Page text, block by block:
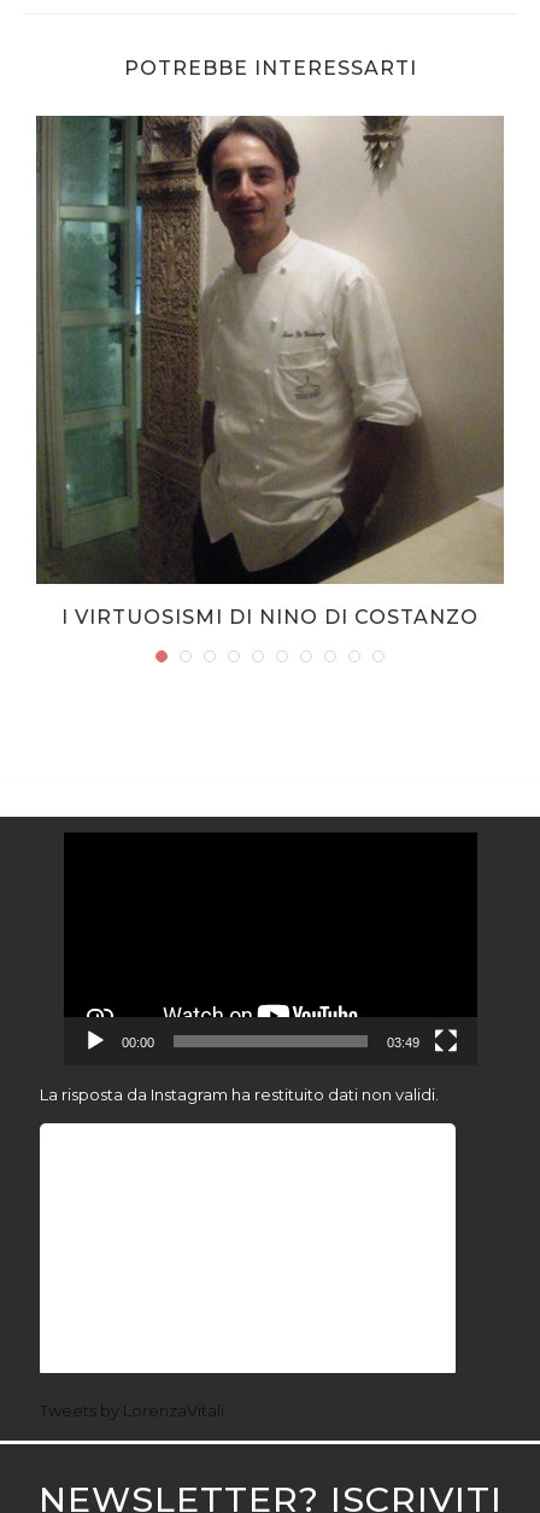
POTREBBE INTERESSARTI
I VIRTUOSISMI DI NINO DI COSTANZO
00:00 03:49
La risposta da Instagram ha restituito dati non validi.
Tweets by LorenzaVitali
NEWSLETTER? ISCRIVITI